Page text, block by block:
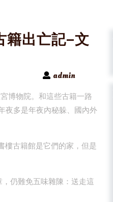
出亡記–文
admin
博物院。和這些古籍一路
夜多是年夜內秘躲、國內外
樓古籍館是它們的家，但是
仍難免五味雜陳：送走這